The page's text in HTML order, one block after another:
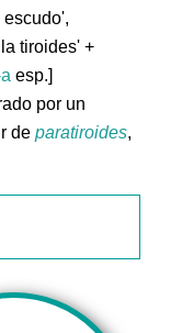
escudo',
tiroides' +
esp.]
por un
deparatiroides,